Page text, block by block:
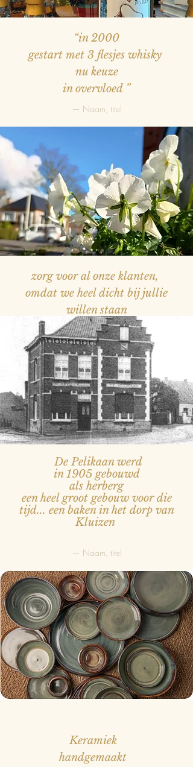
“in 2000
gestart met 3 flesjes whisky
nu keuze
in overvloed ”
— Naam, titel
zorg voor al onze klanten,
omdat we heel dicht bij jullie
willen staan
— Naam, titel
De Pelikaan werd
in 1905 gebouwd
als herberg
een heel groot gebouw voor die
tijd... een baken in het dorp van
Kluizen
— Naam, titel
Keramiek
handgemaakt